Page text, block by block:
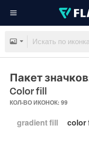
Пакет
Color fill
КОЛ-ВО ИКОНОК: 99
gradient fill color